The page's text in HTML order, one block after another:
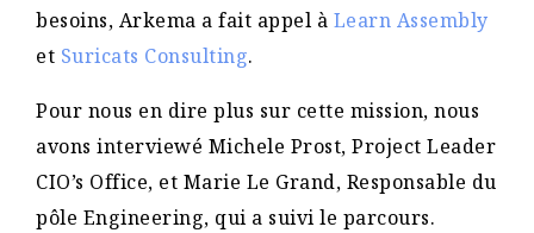
besoins, Arkema a fait appel à Learn Assembly
et Suricats Consulting.
Pour nous en dire plus sur cette mission, nous
avons interviewé Michele Prost, Project Leader
CIO’s Office, et Marie Le Grand, Responsable du
pôle Engineering, qui a suivi le parcours.